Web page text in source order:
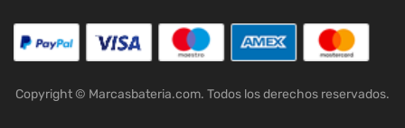
Copyright © Marcasbateria.com. Todos los derechos reservados.